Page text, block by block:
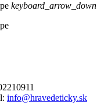
keyboard_arrow_down
info@hravedeticky.sk